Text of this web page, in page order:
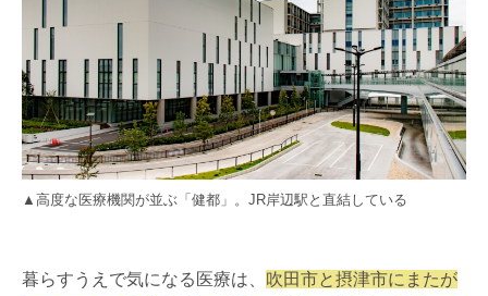
▲高度な医療機関が並ぶ「健都」。JR岸辺駅と直結している
暮らすうえで気になる医療は、 吹田市と摂津市にまたが